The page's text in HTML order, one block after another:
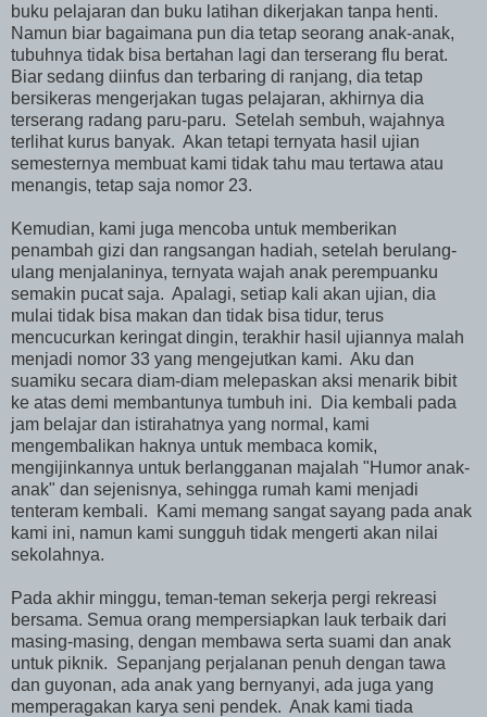
buku pelajaran dan buku latihan dikerjakan tanpa henti.
Namun biar bagaimana pun dia tetap seorang anak-anak,
tubuhnya tidak bisa bertahan lagi dan terserang flu berat.
Biar sedang diinfus dan terbaring di ranjang, dia tetap
bersikeras mengerjakan tugas pelajaran, akhirnya dia
terserang radang paru-paru. Setelah sembuh, wajahnya
terlihat kurus banyak. Akan tetapi ternyata hasil ujian
semesternya membuat kami tidak tahu mau tertawa atau
menangis, tetap saja nomor 23.
Kemudian, kami juga mencoba untuk memberikan
penambah gizi dan rangsangan hadiah, setelah berulang-
ulang menjalaninya, ternyata wajah anak perempuanku
semakin pucat saja. Apalagi, setiap kali akan ujian, dia
mulai tidak bisa makan dan tidak bisa tidur, terus
mencucurkan keringat dingin, terakhir hasil ujiannya malah
menjadi nomor 33 yang mengejutkan kami. Aku dan
suamiku secara diam-diam melepaskan aksi menarik bibit
ke atas demi membantunya tumbuh ini. Dia kembali pada
jam belajar dan istirahatnya yang normal, kami
mengembalikan haknya untuk membaca komik,
mengijinkannya untuk berlangganan majalah "Humor anak-
anak" dan sejenisnya, sehingga rumah kami menjadi
tenteram kembali. Kami memang sangat sayang pada anak
kami ini, namun kami sungguh tidak mengerti akan nilai
sekolahnya.
Pada akhir minggu, teman-teman sekerja pergi rekreasi
bersama. Semua orang mempersiapkan lauk terbaik dari
masing-masing, dengan membawa serta suami dan anak
untuk piknik. Sepanjang perjalanan penuh dengan tawa
dan guyonan, ada anak yang bernyanyi, ada juga yang
memperagakan karya seni pendek. Anak kami tiada